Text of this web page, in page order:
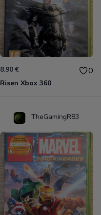
8.90 € 0
Risen Xbox 360
TheGamingR83